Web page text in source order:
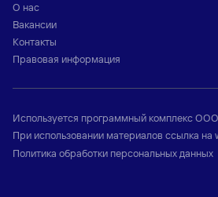
О нас
Вакансии
Контакты
Правовая информация
Используется программный комплексООО
При использовании материалов ссылка на
Политика обработки персональных данных